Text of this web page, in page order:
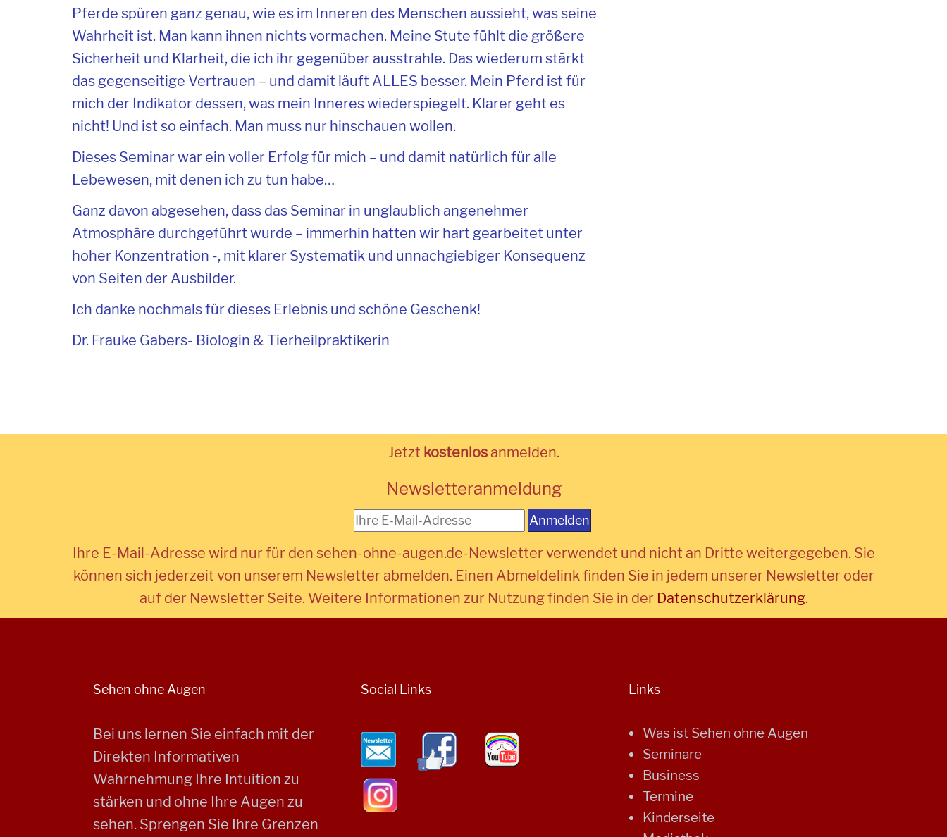
Pferde spüren ganz genau, wie es im Inneren des Menschen aussieht, was seine
Wahrheit ist. Man kann ihnen nichts vormachen. Meine Stute fühlt die größere
Sicherheit und Klarheit, die ich ihr gegenüber ausstrahle. Das wiederum stärkt
das gegenseitige Vertrauen – und damit läuft ALLES besser. Mein Pferd ist für
mich der Indikator dessen, was mein Inneres wiederspiegelt. Klarer geht es
nicht! Und ist so einfach. Man muss nur hinschauen wollen.
Dieses Seminar war ein voller Erfolg für mich – und damit natürlich für alle
Lebewesen, mit denen ich zu tun habe…
Ganz davon abgesehen, dass das Seminar in unglaublich angenehmer
Atmosphäre durchgeführt wurde – immerhin hatten wir hart gearbeitet unter
hoher Konzentration -, mit klarer Systematik und unnachgiebiger Konsequenz
von Seiten der Ausbilder.
Ich danke nochmals für dieses Erlebnis und schöne Geschenk!
Dr. Frauke Gabers- Biologin & Tierheilpraktikerin
Jetzt kostenlosanmelden.
Newsletteranmeldung
Anmelden
Ihre E-Mail-Adresse wird nur für den sehen-ohne-augen.de-Newsletter verwendet und nicht an Dritte weitergegeben. Sie
können sich jederzeit von unserem Newsletter abmelden. Einen Abmeldelink finden Sie in jedem unserer Newsletter oder
auf der Newsletter Seite. Weitere Informationen zur Nutzung finden Sie in der Datenschutzerklärung.
Sehen ohne Augen
Bei uns lernen Sie einfach mit der
Direkten Informativen
Wahrnehmung Ihre Intuition zu
stärken und ohne Ihre Augen zu
sehen. Sprengen Sie Ihre Grenzen
Social Links Links
Was ist Sehen ohne Augen
Seminare
Business
Termine
Kinderseite